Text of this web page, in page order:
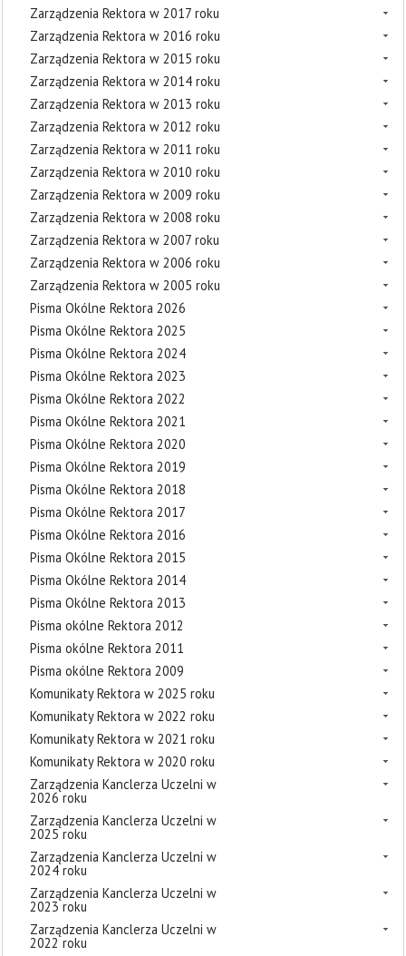
Zarządzenia Rektora w 2017 roku
Zarządzenia Rektora w 2016 roku
Zarządzenia Rektora w 2015 roku
Zarządzenia Rektora w 2014 roku
Zarządzenia Rektora w 2013 roku
Zarządzenia Rektora w 2012 roku
Zarządzenia Rektora w 2011 roku
Zarządzenia Rektora w 2010 roku
Zarządzenia Rektora w 2009 roku
Zarządzenia Rektora w 2008 roku
Zarządzenia Rektora w 2007 roku
Zarządzenia Rektora w 2006 roku
Zarządzenia Rektora w 2005 roku
Pisma Okólne Rektora 2026
Pisma Okólne Rektora 2025
Pisma Okólne Rektora 2024
Pisma Okólne Rektora 2023
Pisma Okólne Rektora 2022
Pisma Okólne Rektora 2021
Pisma Okólne Rektora 2020
Pisma Okólne Rektora 2019
Pisma Okólne Rektora 2018
Pisma Okólne Rektora 2017
Pisma Okólne Rektora 2016
Pisma Okólne Rektora 2015
Pisma Okólne Rektora 2014
Pisma Okólne Rektora 2013
Pisma okólne Rektora 2012
Pisma okólne Rektora 2011
Pisma okólne Rektora 2009
Komunikaty Rektora w 2025 roku
Komunikaty Rektora w 2022 roku
Komunikaty Rektora w 2021 roku
Komunikaty Rektora w 2020 roku
Zarządzenia Kanclerza Uczelni w
2026 roku
Zarządzenia Kanclerza Uczelni w
2025 roku
Zarządzenia Kanclerza Uczelni w
2024 roku
Zarządzenia Kanclerza Uczelni w
2023 roku
Zarządzenia Kanclerza Uczelni w
2022 roku